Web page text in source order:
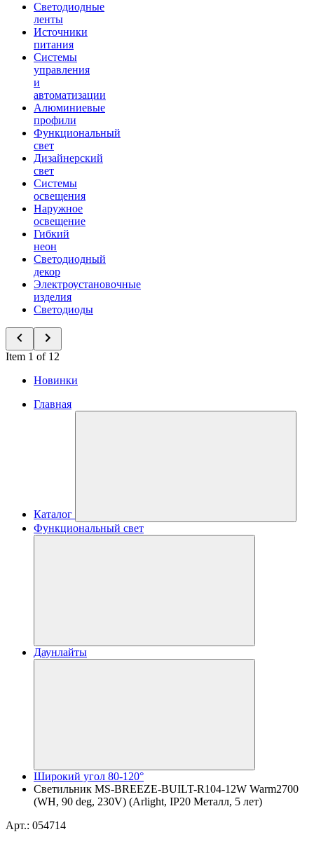
Светодиодные
ленты
Источники
питания
Системы
управления
и
автоматизации
Алюминиевые
профили
Функциональный
свет
Дизайнерский
свет
Системы
освещения
Наружное
освещение
Гибкий
неон
Светодиодный
декор
Электроустановочные
изделия
Светодиоды
Item 1 of 12
Новинки
Главная
Каталог
Функциональный свет
Даунлайты
Широкий угол 80-120°
Светильник MS-BREEZE-BUILT-R104-12W Warm2700
(WH, 90 deg, 230V) (Arlight, IP20 Металл, 5 лет)
Арт.: 054714